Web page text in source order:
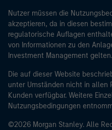
Nutzer müssen die
akzeptieren, da in diesen
regulatorische Auflagen
von Informationen zu den
Investment Management gelten.
Die auf dieser Website
unter Umständen nicht in allen
Kunden verfügbar. Weitere
Nutzungsbedingungen
©2026 Morgan Stanley. Alle